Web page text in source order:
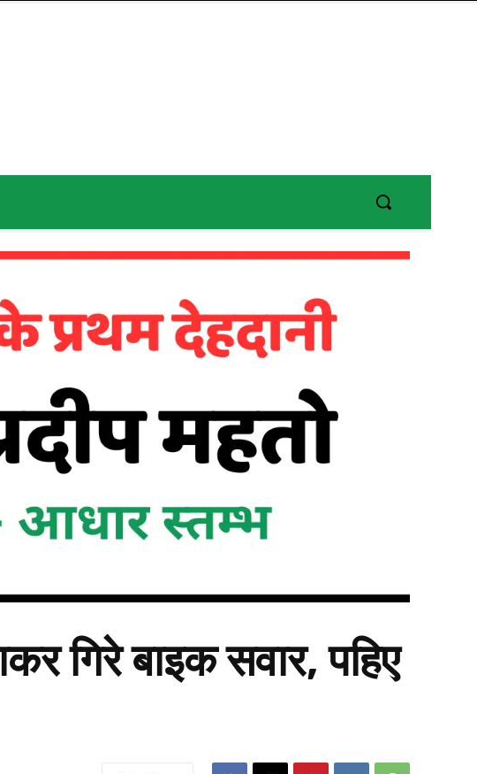
गिरे बाइक सवार, पहिए